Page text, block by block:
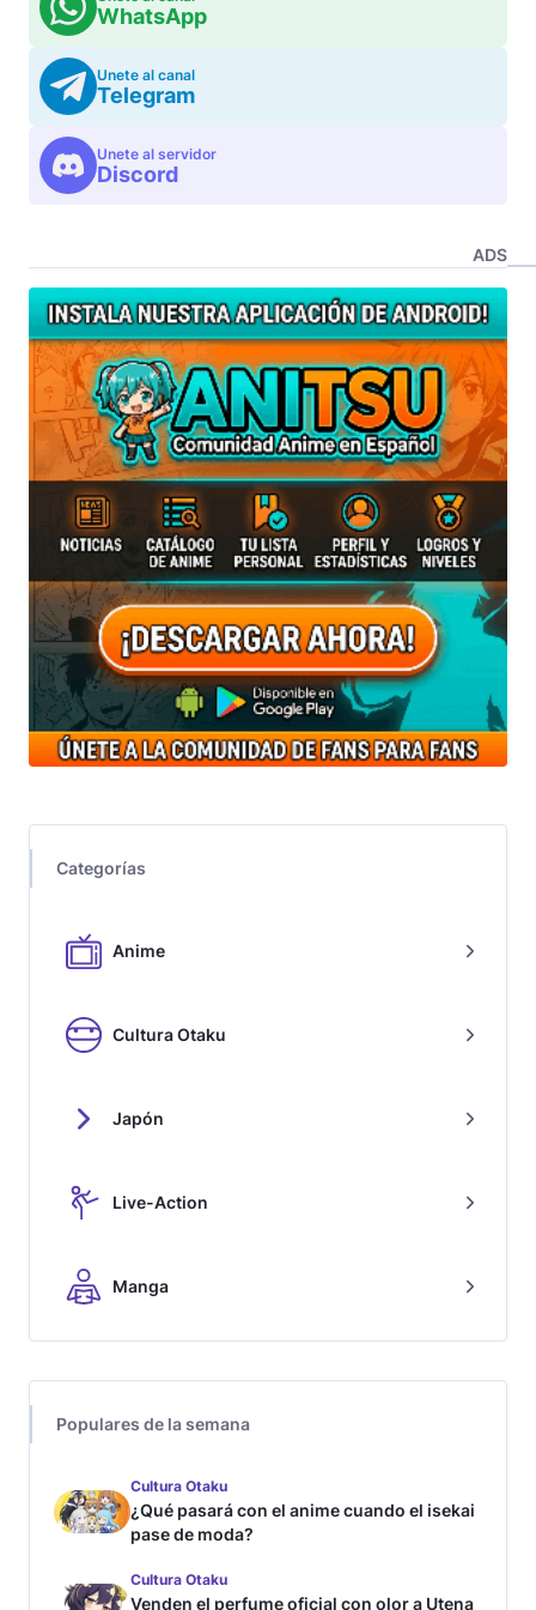
WhatsApp
Unete al canal
Telegram
Unete al servidor
Discord
ADS
Categorías
Anime
Cultura Otaku
Japón
Live-Action
Manga
Populares de la semana
Cultura Otaku
¿Qué pasará con el anime cuando el isekai
pase de moda?
Cultura Otaku
Venden el perfume oficial con olor a Utena